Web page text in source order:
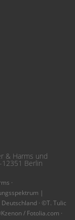
& Harms und
Berlin
·
|
· ©T. Tulic
/ Fotolia.com ·